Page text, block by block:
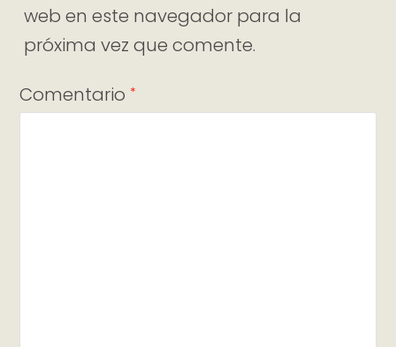
web en este navegador para la
próxima vez que comente.
Comentario *